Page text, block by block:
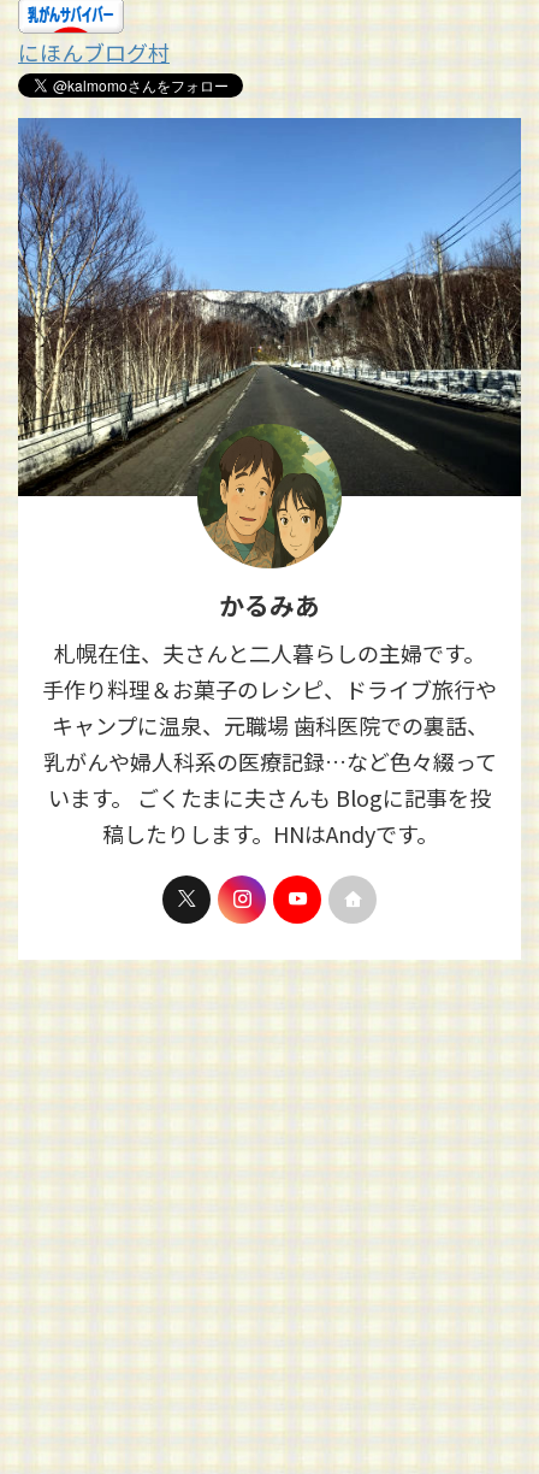
にほんブログ村
かるみあ
札幌在住、夫さんと二人暮らしの主婦です。
手作り料理＆お菓子のレシピ、ドライブ旅行や
キャンプに温泉、元職場 歯科医院での裏話、
乳がんや婦人科系の医療記録…など色々綴って
います。 ごくたまに夫さんも Blogに記事を投
稿したりします。HNはAndyです。